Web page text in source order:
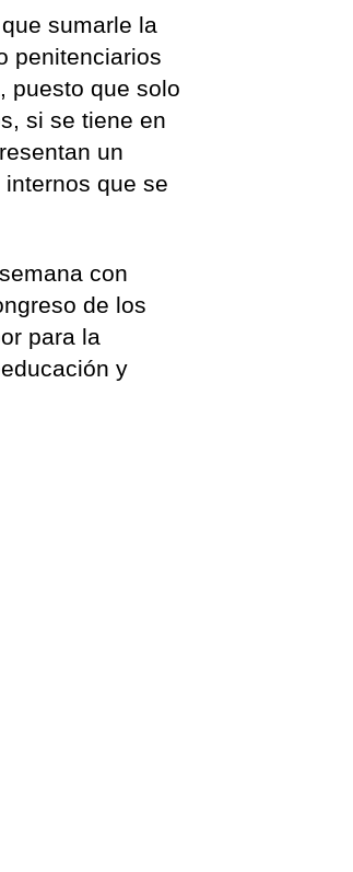
sumarle la
penitenciarios
puesto que solo
si se tiene en
un
que se
con
de los
para la
y